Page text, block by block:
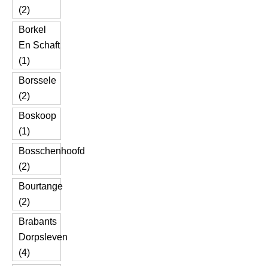
(2)
Borkel
En Schaft
(1)
Borssele
(2)
Boskoop
(1)
Bosschenhoofd
(2)
Bourtange
(2)
Brabants
Dorpsleven
(4)